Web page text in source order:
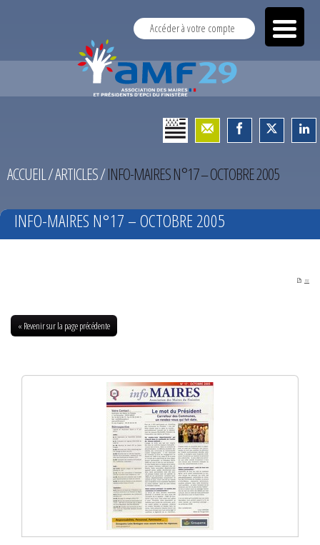
Accéder à votre compte
ACCUEIL/ARTICLES/INFO-MAIRES N°17 – OCTOBRE 2005
INFO-MAIRES N°17 – OCTOBRE 2005
PDF
« Revenir sur la page précédente